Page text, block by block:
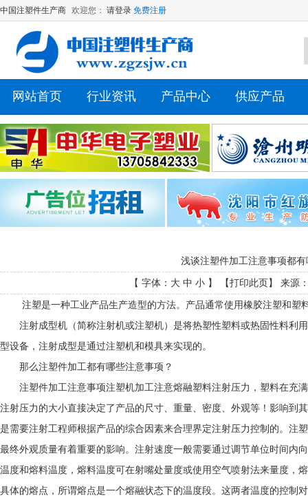
中国注塑件生产商 欢迎您： 请登录 免费注册
网站首页 行业资讯 产品中心 供应产品
浅谈注塑件加工注意事项都
【 字体： 大 中 小 】 【打印此页 】 来源
注塑是一种工业产品生产造型的方法。产品通常使用橡胶注塑和塑
注射成型机（简称注射机或注塑机）是将热塑性塑料或热固性料利
型设备，注射成型是通过注塑机和模具来实现的。
那么注塑件加工都有哪些注意事项？
注塑件加工注意事项注塑机加工注意熔融塑料注射压力，塑料在充
注射压力的大小直接决定了产品的尺寸、重量、密度、外观等！影响到
是需要注射工程师根据产品的综合因素来合理界定注射压力控制的。注
最终外观质量有着重要的影响。注射速度一般需要通过调节单位时间内
温度和熔料温度，熔料温度可在射嘴处量度或使用空气喷射法来量度，
具体的熔点，所谓熔点是一个熔融状态下的温度段。这两者温度的控制